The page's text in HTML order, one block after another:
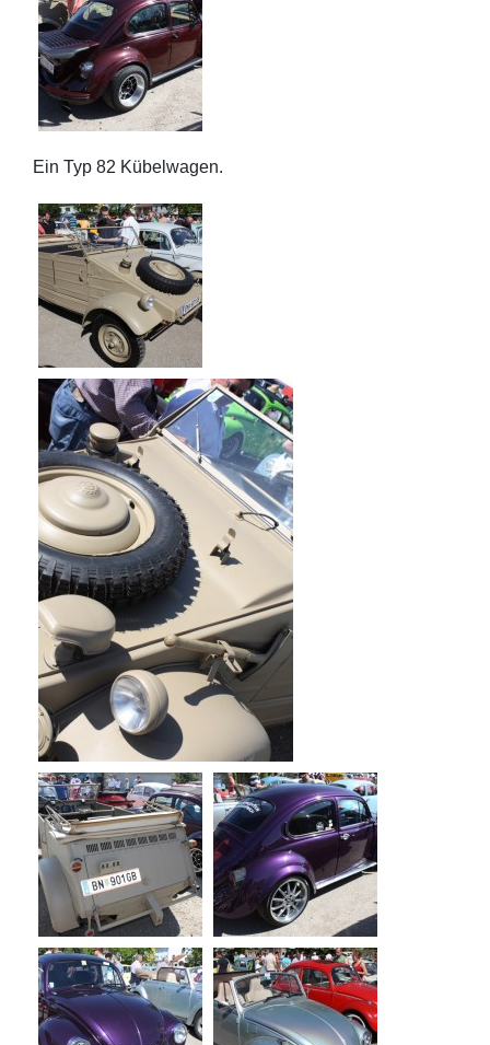
Ein Typ 82 Kübelwagen.